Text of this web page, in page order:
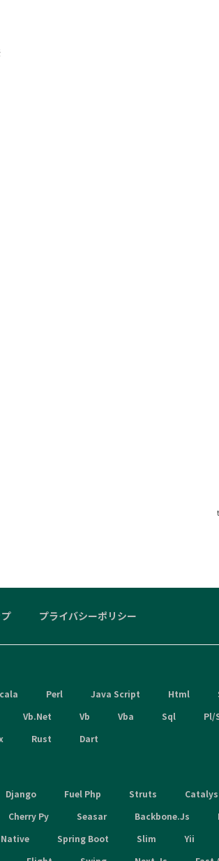
プライバシーポリシー
Perl Java Script Html
Vb.Net Vb Vba Sql Pl/
Rust Dart
Django Fuel Php Struts
Cherry Py Seasar Backbone.Js
Spring Boot Slim Yii